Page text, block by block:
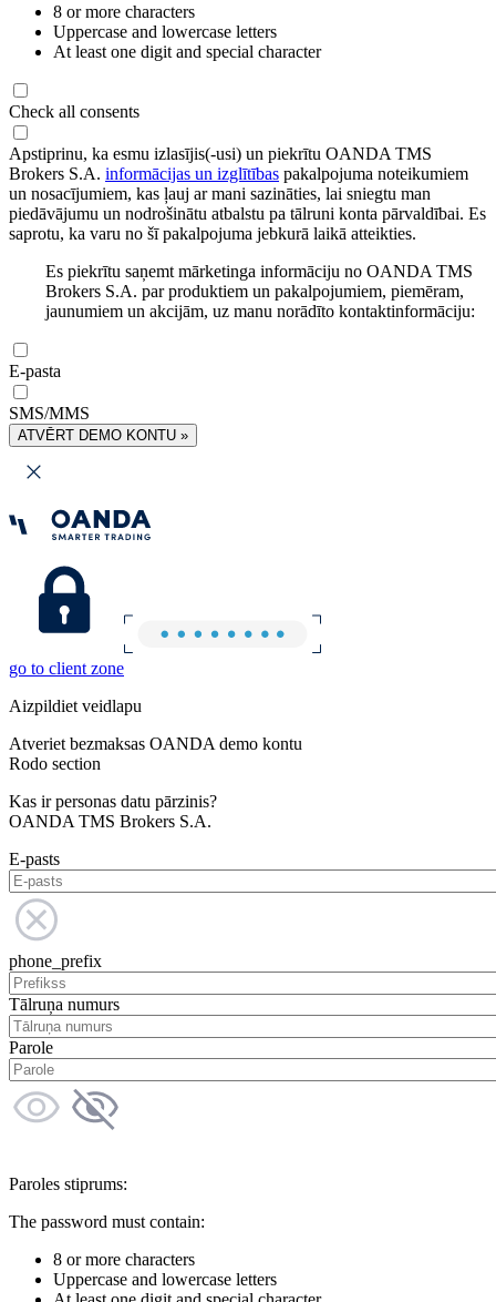
8 or more characters
Uppercase and lowercase letters
At least one digit and special character
Check all consents
Apstiprinu, ka esmu izlasījis(-usi) un piekrītu OANDA TMS
Brokers S.A. informācijas un izglītības pakalpojuma noteikumiem
un nosacījumiem, kas ļauj ar mani sazināties, lai sniegtu man
piedāvājumu un nodrošinātu atbalstu pa tālruni konta pārvaldībai. Es
saprotu, ka varu no šī pakalpojuma jebkurā laikā atteikties.
Es piekrītu saņemt mārketinga informāciju no OANDA TMS
Brokers S.A. par produktiem un pakalpojumiem, piemēram,
jaunumiem un akcijām, uz manu norādīto kontaktinformāciju:
E-pasta
SMS/MMS
ATVĒRT DEMO KONTU »
go to client zone
Aizpildiet veidlapu
Atveriet bezmaksas OANDA demo kontu
Rodo section
Kas ir personas datu pārzinis?
OANDA TMS Brokers S.A.
E-pasts
phone_prefix
Tālruņa numurs
Parole
Paroles stiprums:
The password must contain:
8 or more characters
Uppercase and lowercase letters